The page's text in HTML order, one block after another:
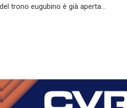
trono eugubino è già aperta...